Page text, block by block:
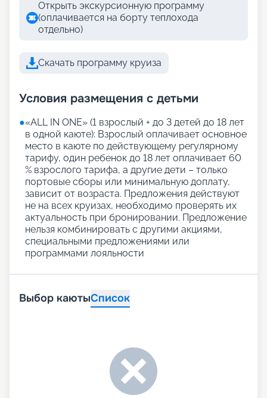
Открыть экскурсионную программу
(оплачивается на борту теплохода
отдельно)
Скачать программу круиза
Условия размещения с детьми
●«АLL IN ONE» (1 взрослый + до 3 детей до 18 лет
в одной каюте): Взрослый оплачивает основное
место в каюте по действующему регулярному
тарифу, один ребенок до 18 лет оплачивает 60
% взрослого тарифа, а другие дети – только
портовые сборы или минимальную доплату,
зависит от возраста. Предложения действуют
не на всех круизах, необходимо проверять их
актуальность при бронировании. Предложение
нельзя комбинировать с другими акциями,
специальными предложениями или
программами лояльности
Выбор каютыСписок